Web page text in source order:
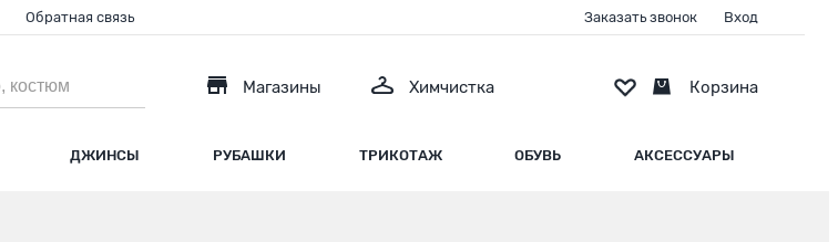
ДЖИНСЫ РУБАШКИ ТРИКОТАЖ ОБУВЬ АКСЕССУАРЫ
Магазины Химчистка
Обратная связь Заказать звонок Вход
Корзина